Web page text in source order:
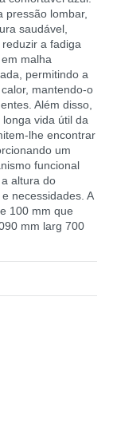
pressão lombar,
saudável,
a fadiga
malha
permitindo a
mantendo-o
Além disso,
vida útil da
lhe encontrar
um
funcional
altura do
necessidades. A
100 mm que
mm larg 700